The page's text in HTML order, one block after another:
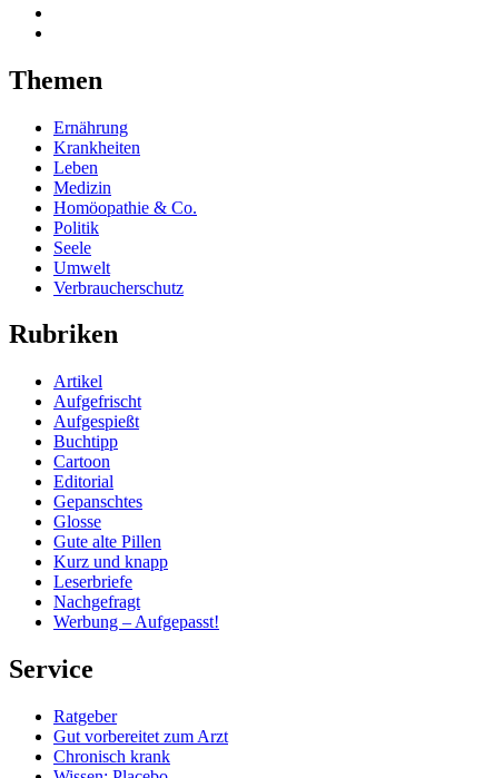
Themen
Ernährung
Krankheiten
Leben
Medizin
Homöopathie & Co.
Politik
Seele
Umwelt
Verbraucherschutz
Rubriken
Artikel
Aufgefrischt
Aufgespießt
Buchtipp
Cartoon
Editorial
Gepanschtes
Glosse
Gute alte Pillen
Kurz und knapp
Leserbriefe
Nachgefragt
Werbung – Aufgepasst!
Service
Ratgeber
Gut vorbereitet zum Arzt
Chronisch krank